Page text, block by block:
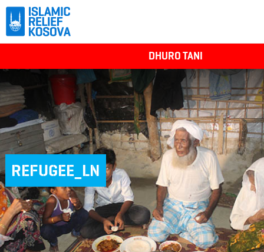
DHURO TANI
REFUGEE_LN